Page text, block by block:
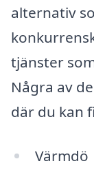
alternativ
tjänster
Några av
där du kan
Värmdö